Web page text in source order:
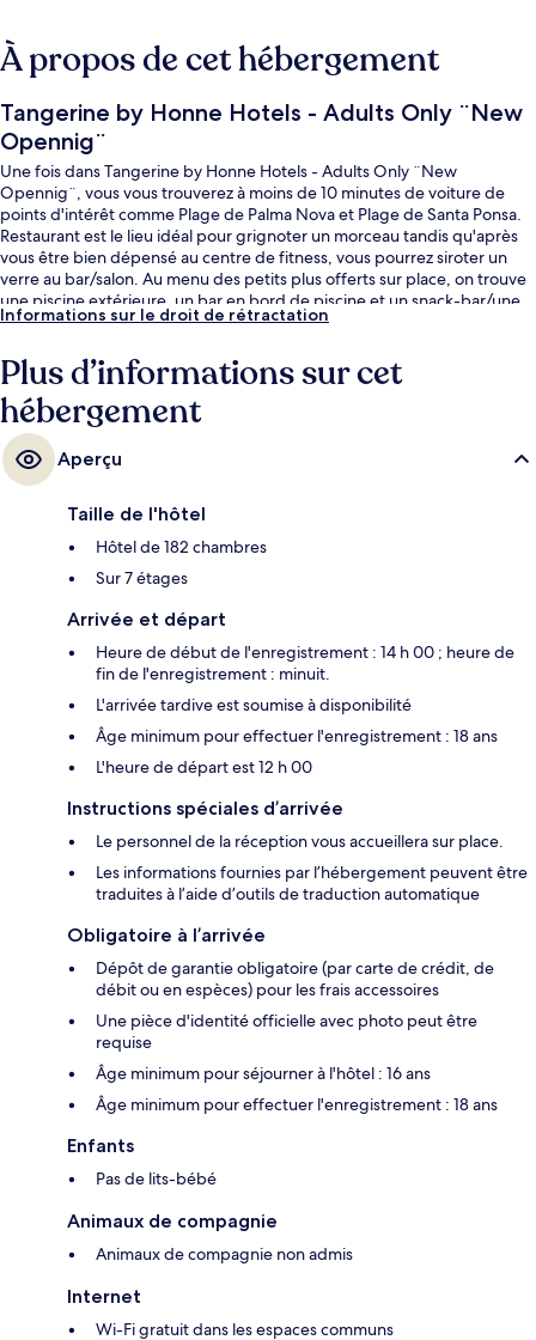
À propos de cet hébergement
Tangerine by Honne Hotels - Adults Only ¨New
Opennig¨
Une fois dans Tangerine by Honne Hotels - Adults Only ¨New
Opennig¨, vous vous trouverez à moins de 10 minutes de voiture de
points d'intérêt comme Plage de Palma Nova et Plage de Santa Ponsa.
Restaurant est le lieu idéal pour grignoter un morceau tandis qu'après
vous être bien dépensé au centre de fitness, vous pourrez siroter un
verre au bar/salon. Au menu des petits plus offerts sur place, on trouve
une piscine extérieure, un bar en bord de piscine et un snack-bar/une
épicerie fine. Sympa non ? Les autres voyageurs adorent le personnel
Informations sur le droit de rétractation
Plus d’informations sur cet
hébergement
Aperçu
Taille de l'hôtel
Hôtel de 182 chambres
Sur 7 étages
Arrivée et départ
Heure de début de l'enregistrement : 14 h 00 ; heure de
fin de l'enregistrement : minuit.
L'arrivée tardive est soumise à disponibilité
Âge minimum pour effectuer l'enregistrement : 18 ans
L'heure de départ est 12 h 00
Instructions spéciales d’arrivée
Le personnel de la réception vous accueillera sur place.
Les informations fournies par l’hébergement peuvent être
traduites à l’aide d’outils de traduction automatique
Obligatoire à l’arrivée
Dépôt de garantie obligatoire (par carte de crédit, de
débit ou en espèces) pour les frais accessoires
Une pièce d'identité officielle avec photo peut être
requise
Âge minimum pour séjourner à l'hôtel : 16 ans
Âge minimum pour effectuer l'enregistrement : 18 ans
Enfants
Pas de lits-bébé
Animaux de compagnie
Animaux de compagnie non admis
Internet
Wi-Fi gratuit dans les espaces communs